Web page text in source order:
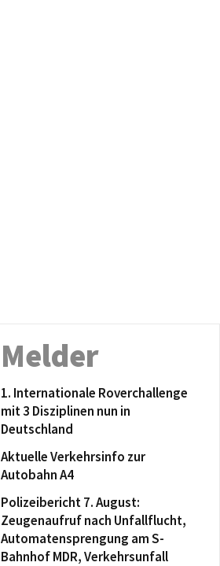
Melder
1. Internationale Roverchallenge
mit 3 Disziplinen nun in
Deutschland
Aktuelle Verkehrsinfo zur
Autobahn A4
Polizeibericht 7. August:
Zeugenaufruf nach Unfallflucht,
Automatensprengung am S-
Bahnhof MDR, Verkehrsunfall